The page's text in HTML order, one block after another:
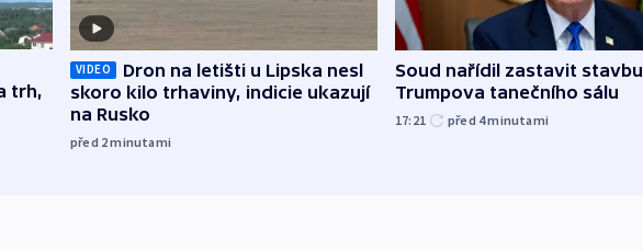
trh,
VIDEO
Dron na letišti u Lipska nesl
skoro kilo trhaviny, indicie ukazují
na Rusko
před 2minutami
Soud nařídil zastavit stavbu
Trumpova tanečního sálu
17:21 před 4minutami